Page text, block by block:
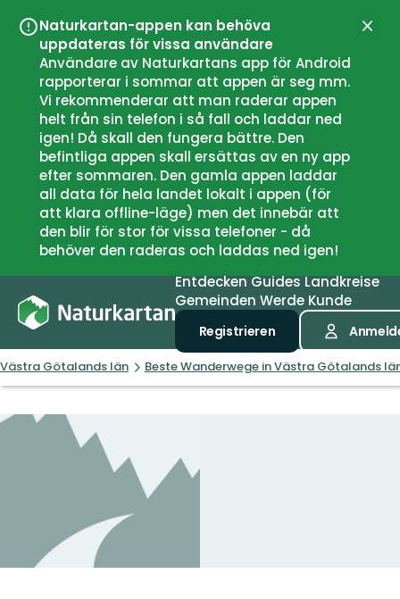
Naturkartan-appen kan behöva
uppdateras för vissa användare
Användare av Naturkartans app för Android
rapporterar i sommar att appen är seg mm.
Vi rekommenderar att man raderar appen
helt från sin telefon i så fall och laddar ned
igen! Då skall den fungera bättre. Den
befintliga appen skall ersättas av en ny app
efter sommaren. Den gamla appen laddar
all data för hela landet lokalt i appen (för
att klara offline-läge) men det innebär att
den blir för stor för vissa telefoner - då
behöver den raderas och laddas ned igen!
EntdeckenGuidesLandkreise
Gemeinden Werde Kunde
Registrieren
Västra Götalands län Beste Wanderwege in Västra Götalands